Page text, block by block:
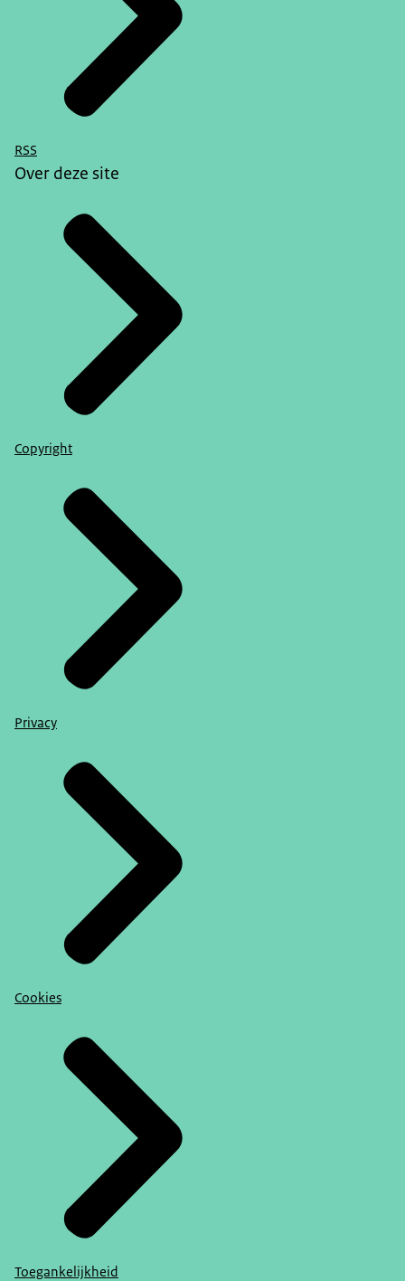
RSS
Over deze site
Copyright
Privacy
Cookies
Toegankelijkheid